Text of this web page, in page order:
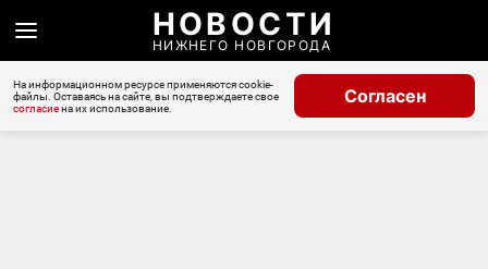
НОВОСТИ
НИЖНЕГО НОВГОРОДА
На информационном ресурсе применяются cookie-
файлы. Оставаясь на сайте, вы подтверждаете свое
согласиена их использование.
Согласен